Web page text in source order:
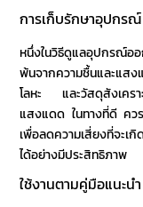
การเก็บรักษาอุปกรณ์
หนึ่งในวิธีดูแลอุปกรณ์อ
พ้นจากความชื้นและแส
โลหะ และวัสดุสังเคร
แสงแดด ในทางที่ดี คว
เพื่อลดความเสี่ยงที่จะ
ได้อย่างมีประสิทธิภาพ
ใช้งานตามคู่มือแนะนำ